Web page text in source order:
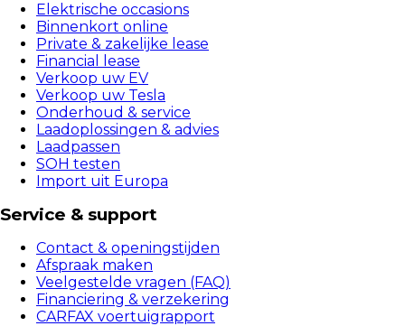
Elektrische occasions
Binnenkort online
Private & zakelijke lease
Financial lease
Verkoop uw EV
Verkoop uw Tesla
Onderhoud & service
Laadoplossingen & advies
Laadpassen
SOH testen
Import uit Europa
Service & support
Contact & openingstijden
Afspraak maken
Veelgestelde vragen (FAQ)
Financiering & verzekering
CARFAX voertuigrapport